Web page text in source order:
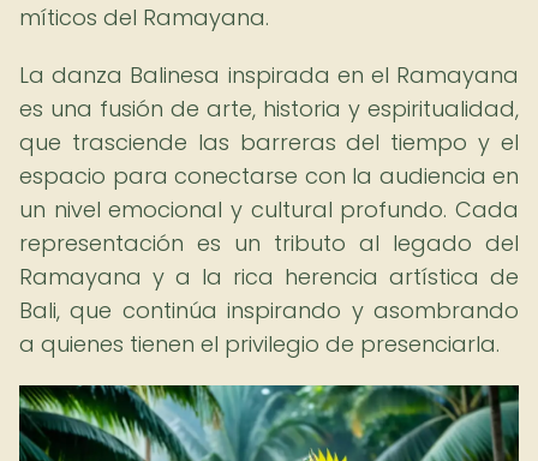
míticos del Ramayana.
La danza Balinesa inspirada en el Ramayana
es una fusión de arte, historia y espiritualidad,
que trasciende las barreras del tiempo y el
espacio para conectarse con la audiencia en
un nivel emocional y cultural profundo. Cada
representación es un tributo al legado del
Ramayana y a la rica herencia artística de
Bali, que continúa inspirando y asombrando
a quienes tienen el privilegio de presenciarla.